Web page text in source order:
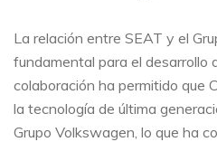
La relación entre SEAT y el
fundamental para el desarrollo
colaboración ha permitido que
la tecnología de última
Grupo Volkswagen, lo que ha